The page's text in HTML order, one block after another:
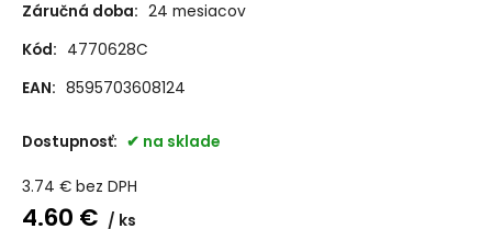
Záručná doba: 24 mesiacov
Kód: 4770628C
EAN: 8595703608124
Dostupnosť: na sklade
3.74 € bez DPH
4.60 € ks